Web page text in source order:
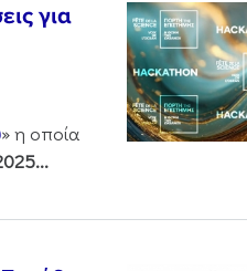
για
» η οποία